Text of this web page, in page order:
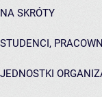
NA SKRÓTY
STUDENCI,
JEDNOSTKI